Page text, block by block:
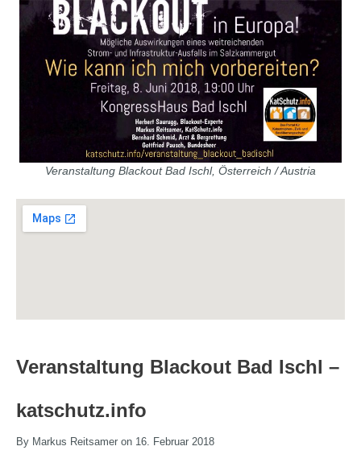
Veranstaltung Blackout Bad Ischl, Österreich / Austria
Veranstaltung Blackout Bad Ischl –
katschutz.info
By Markus Reitsamer on 16. Februar 2018